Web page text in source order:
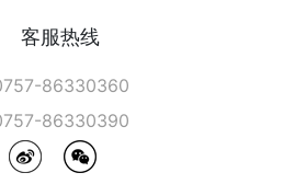
客服热线
86330360
86330390